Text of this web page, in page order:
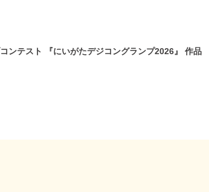
ンテスト 『にいがたデジコングランプ2026』 作品